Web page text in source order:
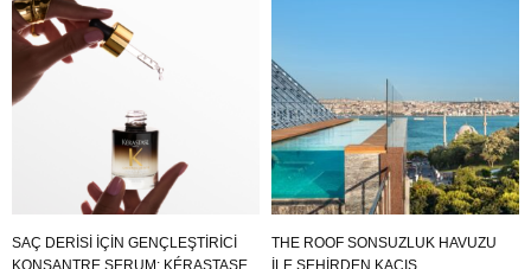
SAÇ DERİSİ İÇİN GENÇLEŞTİRİCİ
KONSANTRE SERUM: KÉRASTASE
THE ROOF SONSUZLUK HAVUZU
ILE ŞEHIRDEN KAÇIŞ